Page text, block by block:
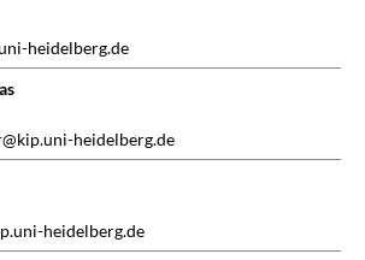
heidelberg.de
heidelberg.de
heidelberg.de